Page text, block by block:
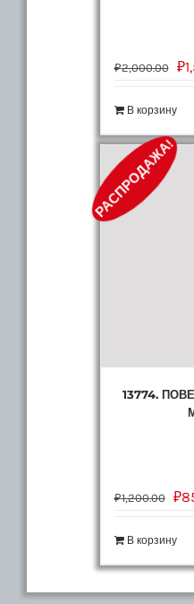
₽2,000.00 ₽
В корзину
РАСПРОДАЖА!
13774.
₽1,200.00 ₽
В корзину